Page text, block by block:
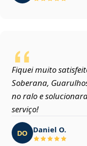
Fiquei muito
Soberana,
no ralo e
serviço!
DO Daniel O.